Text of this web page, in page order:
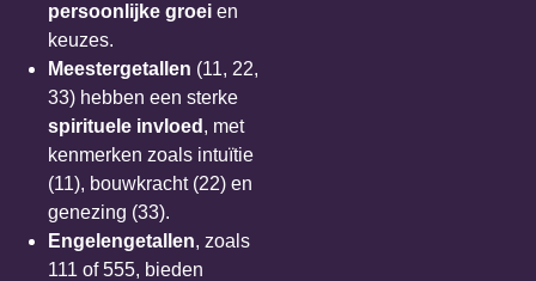
persoonlijke groei en
keuzes.
Meestergetallen (11, 22,
33) hebben een sterke
spirituele invloed , met
kenmerken zoals intuïtie
(11), bouwkracht (22) en
genezing (33).
Engelengetallen, zoals
111 of 555, bieden